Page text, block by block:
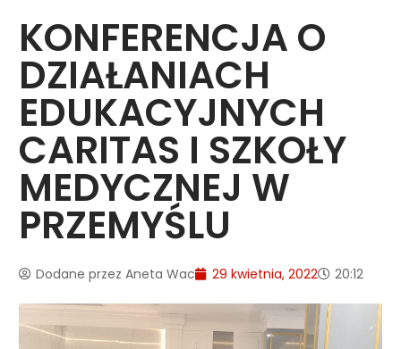
KONFERENCJA O
DZIAŁANIACH
EDUKACYJNYCH
CARITAS I SZKOŁY
MEDYCZNEJ W
PRZEMYŚLU
Dodane przez Aneta Wac 29 kwietnia, 2022 20:12